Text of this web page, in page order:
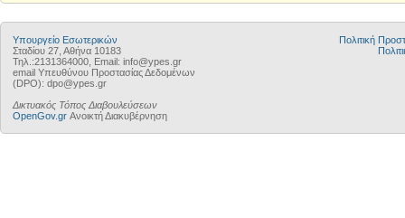
Υπουργείο Εσωτερικών
Σταδίου 27, Αθήνα 10183
Τηλ.:2131364000, Email: info@ypes.gr
email Υπευθύνου Προστασίας Δεδομένων
(DPO): dpo@ypes.gr
Δικτυακός Τόπος Διαβουλεύσεων
OpenGov.gr Ανοικτή Διακυβέρνηση
Πολιτική